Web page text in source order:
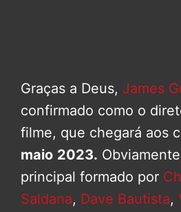
Graças a Deus, James
confirmado como o
filme, que chegará aos
maio 2023.
principal formado por
Saldana, Dave Bautista,